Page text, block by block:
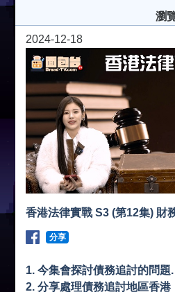
瀏
2024-12-18
香港法律實戰 S3 (第12集) 財
分享
1. 今集會探討債務追討的問題.
2. 分享處理債務追討地區香港